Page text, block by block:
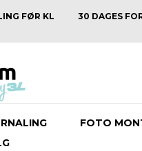
FØR KL
30 DAGES
FOTO